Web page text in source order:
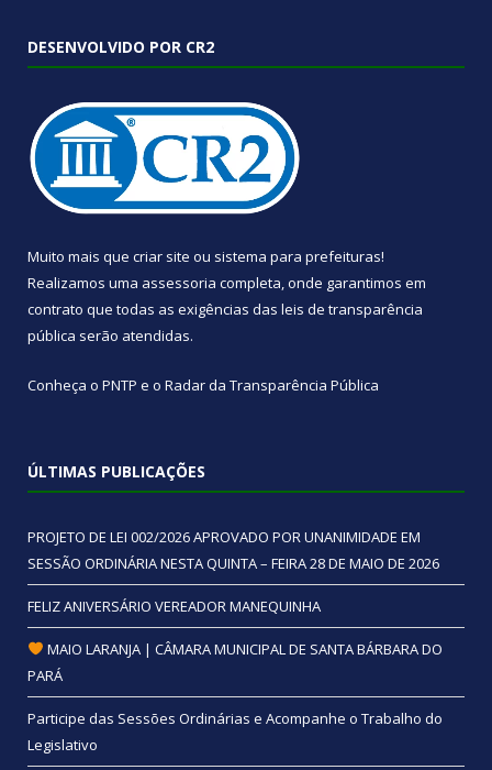
DESENVOLVIDO POR CR2
Muito mais que criar site ou sistema para prefeituras!
Realizamos uma assessoria completa, onde garantimos em
contrato que todas as exigências das leis de transparência
pública serão atendidas.
Conheça o PNTP e o Radar da Transparência Pública
ÚLTIMAS PUBLICAÇÕES
PROJETO DE LEI 002/2026 APROVADO POR UNANIMIDADE EM
SESSÃO ORDINÁRIA NESTA QUINTA – FEIRA 28 DE MAIO DE 2026
FELIZ ANIVERSÁRIO VEREADOR MANEQUINHA
MAIO LARANJA | CÂMARA MUNICIPAL DE SANTA BÁRBARA DO
PARÁ
Participe das Sessões Ordinárias e Acompanhe o Trabalho do
Legislativo